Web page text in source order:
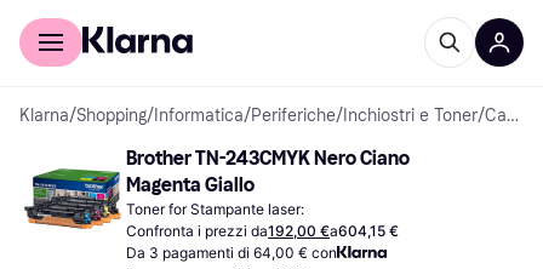
Per il tuo shopping
Klarna/Shopping/ Informatica/Periferiche/ Inchiostri e Toner/ Cartucce di Toner
Brother TN-243CMYK Nero Ciano
Magenta Giallo
Toner for Stampante laser:
Confronta i prezzi da192,00 €a604,15 €
Da 3 pagamenti di 64,00 € con